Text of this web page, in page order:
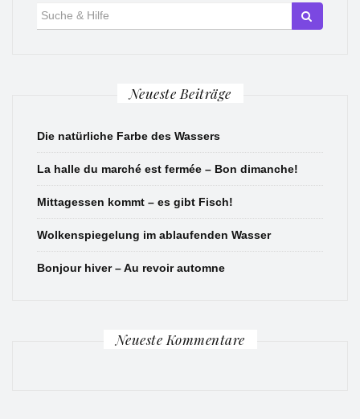
Neueste Beiträge
Die natürliche Farbe des Wassers
La halle du marché est fermée – Bon dimanche!
Mittagessen kommt – es gibt Fisch!
Wolkenspiegelung im ablaufenden Wasser
Bonjour hiver – Au revoir automne
Neueste Kommentare